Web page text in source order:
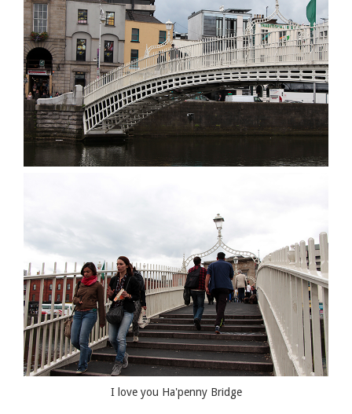
I love you Ha'penny Bridge